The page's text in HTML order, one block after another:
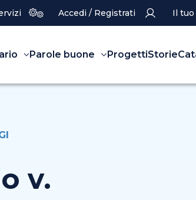
Accedi / Registrati Il
Parole buone ProgettiStorie
v.